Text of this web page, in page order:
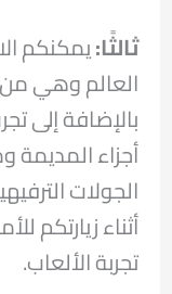
ثالثًا:يمكنكم
العالم وهي من
بالإضافة إلى
أجزاء
الجولات
أثناء زيارتكم
تجربة الألعاب.